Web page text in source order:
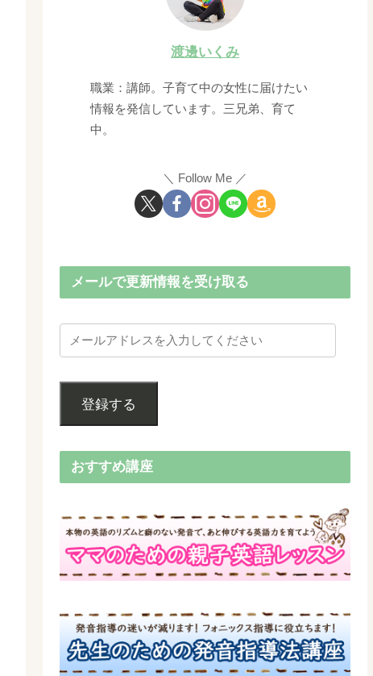
渡邊いくみ
職業：講師。子育て中の女性に届けたい
情報を発信しています。三兄弟、育て
中。
Follow Me
メールで更新情報を受け取る
登録する
おすすめ講座